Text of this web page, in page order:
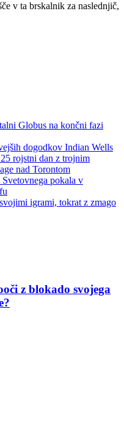
v ta brskalnik za naslednjič,
Globus na končni fazi
dogodkov Indian Wells
rojstni dan z trojnim
nad Torontom
pokala v
igrami, tokrat z zmago
z blokado svojega